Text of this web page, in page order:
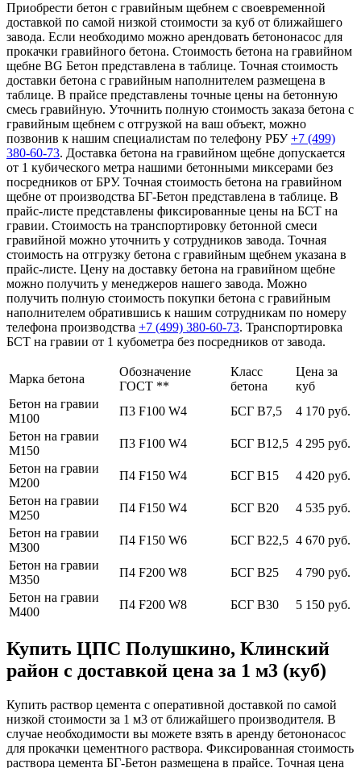
Приобрести бетон с гравийным щебнем с своевременной
доставкой по самой низкой стоимости за куб от ближайшего
завода. Если необходимо можно арендовать бетононасос для
прокачки гравийного бетона. Стоимость бетона на гравийном
щебне BG Бетон представлена в таблице. Точная стоимость
доставки бетона с гравийным наполнителем размещена в
таблице. В прайсе представлены точные цены на бетонную
смесь гравийную. Уточнить полную стоимость заказа бетона с
гравийным щебнем с отгрузкой на ваш объект, можно
позвонив к нашим специалистам по телефону РБУ+7 (499)
380-60-73. Доставка бетона на гравийном щебне допускается
от 1 кубического метра нашими бетонными миксерами без
посредников от БРУ. Точная стоимость бетона на гравийном
щебне от производства БГ-Бетон представлена в таблице. В
прайс-листе представлены фиксированные цены на БСТ на
гравии. Стоимость на транспортировку бетонной смеси
гравийной можно уточнить у сотрудников завода. Точная
стоимость на отгрузку бетона с гравийным щебнем указана в
прайс-листе. Цену на доставку бетона на гравийном щебне
можно получить у менеджеров нашего завода. Можно
получить полную стоимость покупки бетона с гравийным
наполнителем обратившись к нашим сотрудникам по номеру
телефона производства +7 (499) 380-60-73. Транспортировка
БСТ на гравии от 1 кубометра без посредников от завода.
Марка бетона
Обозначение
ГОСТ **
Класс
бетона
Цена за
куб
Бетон на гравии
М100
П3 F100 W4 БСГ В7,5
4 170 руб.
Бетон на гравии
М150
П3 F100 W4 БСГ В12,5 4 295 руб.
Бетон на гравии
М200
П4 F150 W4 БСГ В15
4 420 руб.
Бетон на гравии
М250
П4 F150 W4 БСГ В20
4 535 руб.
Бетон на гравии
М300
П4 F150 W6 БСГ В22,5 4 670 руб.
Бетон на гравии
М350
П4 F200 W8 БСГ В25
4 790 руб.
Бетон на гравии
М400
П4 F200 W8 БСГ В30 5 150 руб.
Купить ЦПС Полушкино, Клинский
район с доставкой цена за 1 м3 (куб)
Купить раствор цемента с оперативной доставкой по самой
низкой стоимости за 1 м3 от ближайшего производителя. В
случае необходимости вы можете взять в аренду бетононасос
для прокачки цементного раствора. Фиксированная стоимость
раствора цемента БГ-Бетон размещена в прайсе. Точная цена